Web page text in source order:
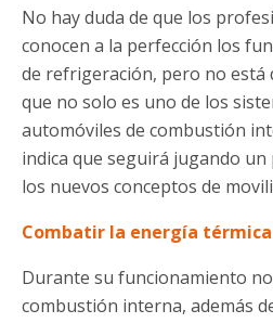
No hay duda de que los
conocen a la perfección los
de refrigeración, pero no está
que no solo es uno de los
automóviles de combustión
indica que seguirá jugando
los nuevos conceptos de
Combatir la energía
Durante su funcionamiento
combustión interna, además